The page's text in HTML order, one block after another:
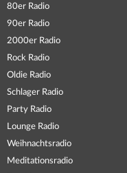
80er Radio
90er Radio
2000er Radio
Rock Radio
Oldie Radio
Schlager Radio
Party Radio
Lounge Radio
Weihnachtsradio
Meditationsradio